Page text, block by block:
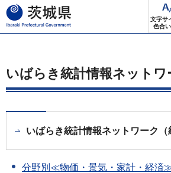
茨城県
文字サ
色合
いばらき統計情報ネットワ
いばらき統計情報ネットワーク（
分野別≪物価・景気・家計・経済